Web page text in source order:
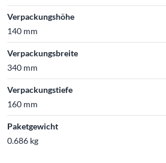
Verpackungshöhe
140 mm
Verpackungsbreite
340 mm
Verpackungstiefe
160 mm
Paketgewicht
0.686 kg